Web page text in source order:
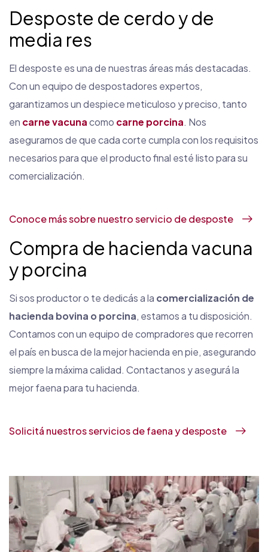
Desposte de cerdo y de
media res
El desposte es una de nuestras áreas más destacadas.
Con un equipo de despostadores expertos,
garantizamos un despiece meticuloso y preciso, tanto
en carne vacunacomo carne porcina. Nos
aseguramos de que cada corte cumpla con los requisitos
necesarios para que el producto final esté listo para su
comercialización.
Conoce más sobre nuestro servicio de desposte
Compra de hacienda vacuna
y porcina
Si sos productor o te dedicás a la comercialización de
hacienda bovina o porcina, estamos a tu disposición.
Contamos con un equipo de compradores que recorren
el país en busca de la mejor hacienda en pie, asegurando
siempre la máxima calidad. Contactanos y asegurá la
mejor faena para tu hacienda.
Solicitá nuestros servicios de faena y desposte